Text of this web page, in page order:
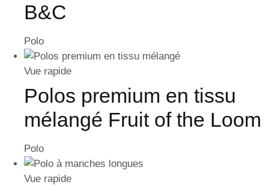
B&C
Polo
Vue rapide
Polos premium en tissu
mélangé Fruit of the Loom
Polo
Vue rapide